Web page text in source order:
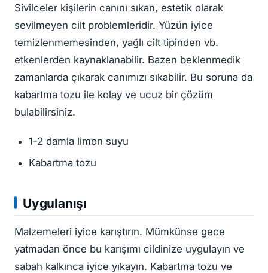
Sivilceler kişilerin canını sıkan, estetik olarak
sevilmeyen cilt problemleridir. Yüzün iyice
temizlenmemesinden, yağlı cilt tipinden vb.
etkenlerden kaynaklanabilir. Bazen beklenmedik
zamanlarda çıkarak canımızı sıkabilir. Bu soruna da
kabartma tozu ile kolay ve ucuz bir çözüm
bulabilirsiniz.
1-2 damla limon suyu
Kabartma tozu
Uygulanışı
Malzemeleri iyice karıştırın. Mümkünse gece
yatmadan önce bu karışımı cildinize uygulayın ve
sabah kalkınca iyice yıkayın. Kabartma tozu ve